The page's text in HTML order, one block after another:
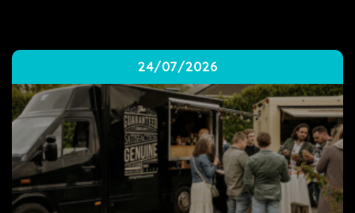
24/07/2026